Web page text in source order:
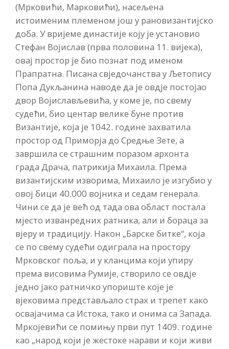
(Мрковићи, Марковићи), насељена
истоименим племеном још у рановизантијско
доба. У вријеме династије коју је установио
Стефан Војислав (прва половина 11. вијека),
овај простор је био познат под именом
Прапратна. Писана свједочанства у Љетопису
Попа Дукљанина наводе да је овдје постојао
двор Војислављевића, у коме је, по свему
судећи, био центар велике буне против
Визaнтије, која је 1042. године захватила
простор од Приморја до Средње Зете, а
завршила се страшним поразом архонта
града Драча, патрикија Михаила. Према
византијским изворима, Михаило је изгубио у
овој бици 40.000 војника и седам генерала.
Чини се да је већ од тада ова област постала
мјесто изванредних ратника, али и бораца за
вјеру и традицију. Након „Барске битке“, која
се по свему судећи одиграла на простору
Мрковског поља, и у кланцима који упиру
према висовима Румије, створило се овдје
једно јако ратничко упориште које је
вјековима представљало страх и трепет како
освајачима са Истока, тако и онима са Запада.
Мркојевићи се помињу први пут 1409. године
као „народ који је жестоке нарави и који живи